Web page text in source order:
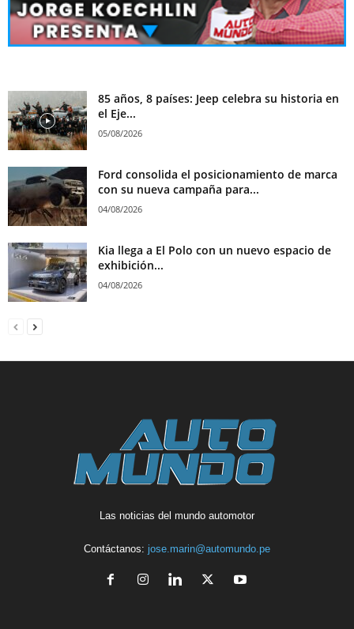
85 años, 8 países: Jeep celebra su historia en
el Eje...
05/08/2026
Ford consolida el posicionamiento de marca
con su nueva campaña para...
04/08/2026
Kia llega a El Polo con un nuevo espacio de
exhibición...
04/08/2026
Las noticias del mundo automotor
Contáctanos: jose.marin@automundo.pe